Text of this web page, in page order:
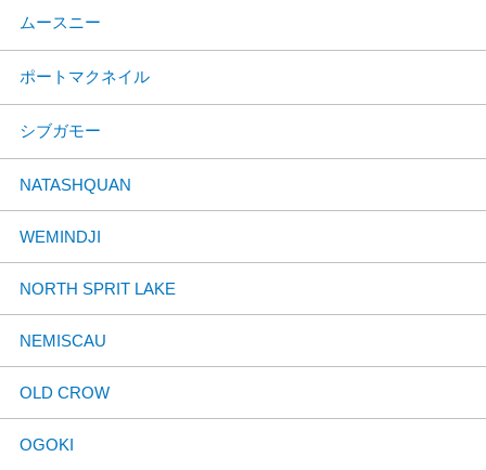
ムースニー
ポートマクネイル
シブガモー
NATASHQUAN
WEMINDJI
NORTH SPRIT LAKE
NEMISCAU
OLD CROW
OGOKI